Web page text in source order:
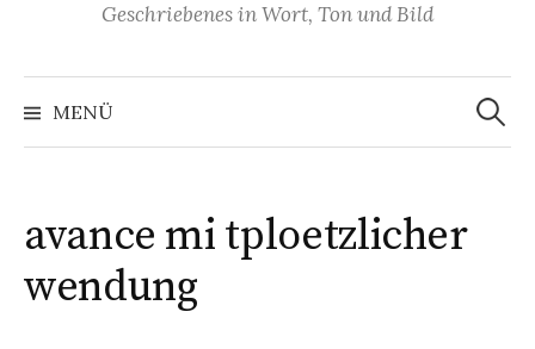
Geschriebenes in Wort, Ton und Bild
MENÜ
Suchen
nach:
avance mi tploetzlicher
wendung